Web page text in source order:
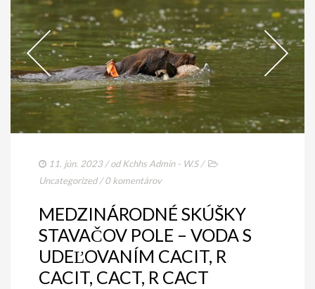
11. jún. 2023/ odKchhs Admin - W.S/
Uncategorized/0 komentárov
MEDZINÁRODNÉ SKÚŠKY
STAVAČOV POLE – VODA S
UDEĽOVANÍM CACIT, R
CACIT, CACT, R CACT